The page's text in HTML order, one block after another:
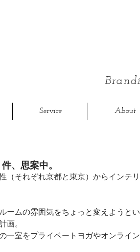
Service About
、思案中。
（それぞれ京都と東京）からインテ
ームの雰囲気をちょっと変えようと
画。
一室をプライベートヨガやオンライ